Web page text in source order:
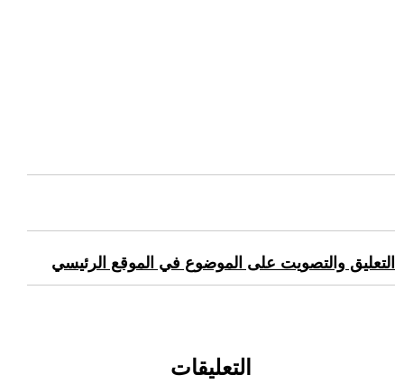
التعليق والتصويت على الموضوع في الموقع الرئيسي
التعليقات